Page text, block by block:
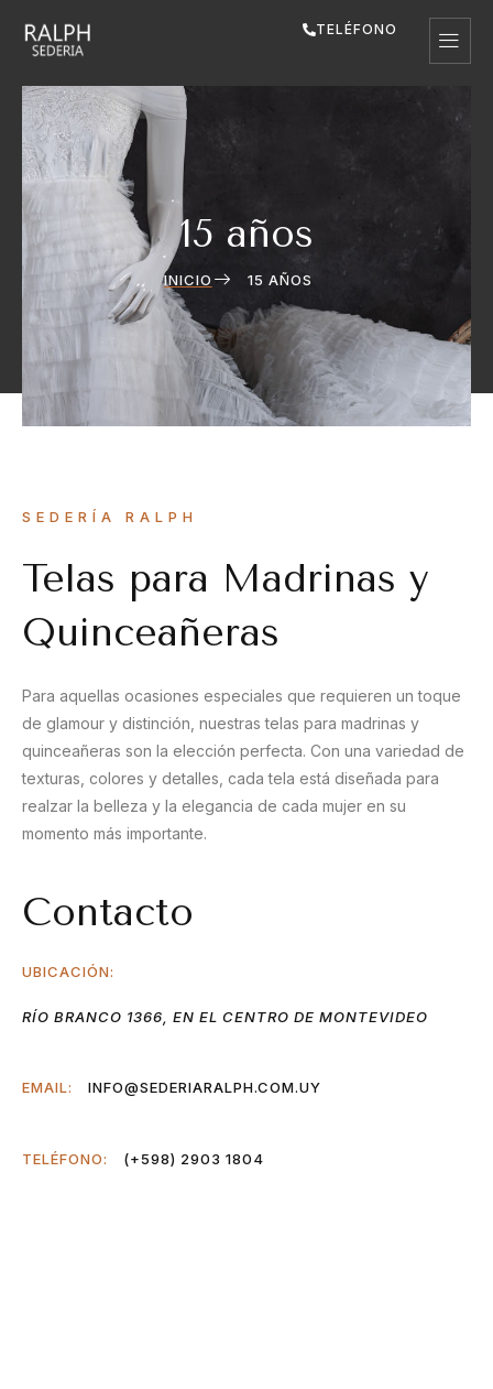
TELÉFONO
15 años
INICIO 15 AÑOS
SEDERÍA RALPH
Telas para Madrinas y
Quinceañeras
Para aquellas ocasiones especiales que requieren un toque
de glamour y distinción, nuestras telas para madrinas y
quinceañeras son la elección perfecta. Con una variedad de
texturas, colores y detalles, cada tela está diseñada para
realzar la belleza y la elegancia de cada mujer en su
momento más importante.
Contacto
UBICACIÓN:
RÍO BRANCO 1366, EN EL CENTRO DE MONTEVIDEO
EMAIL: INFO@SEDERIARALPH.COM.UY
TELÉFONO: (+598) 2903 1804